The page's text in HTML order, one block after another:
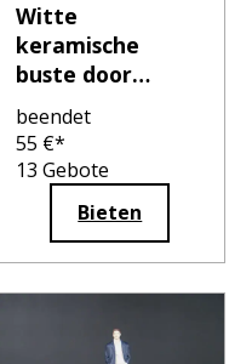
Witte
keramische
buste door
Richard Wagner
met voet
beendet
55 €*
13 Gebote
Bieten